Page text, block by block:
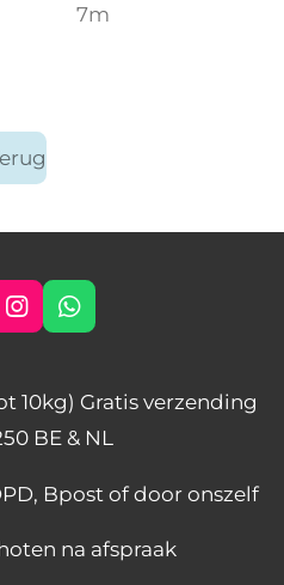
7m
I
n
a
g
a
m
W
h
t
s
A
10kg) Gratis verzending
BE & NL
Bpost of door onszelf
na afspraak